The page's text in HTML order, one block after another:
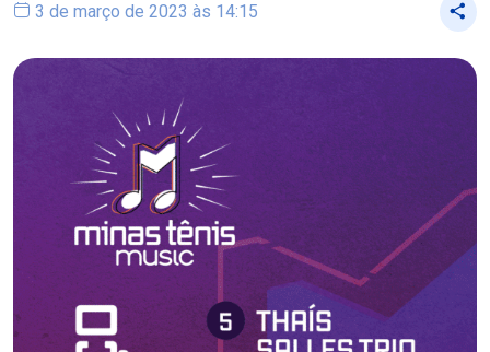
3 de março de 2023 às 14:15